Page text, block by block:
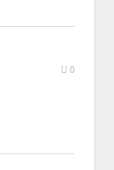
0